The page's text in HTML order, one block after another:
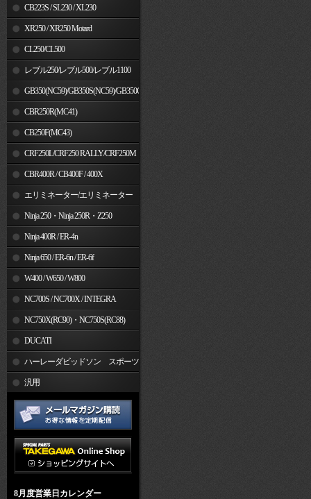
CB223S / SL230 / XL230
XR250 / XR250 Motard
CL250/CL500
レブル250/レブル500/レブル1100
GB350(NC59)/GB350S(NC59)/GB350C(NC64)
CBR250R(MC41)
CB250F(MC43)
CRF250L/CRF250 RALLY/CRF250M
CBR400R / CB400F / 400X
エリミネーター/エリミネーター
SE Ninja 250・Ninja 250R・Z250
Ninja 400R / ER-4n
Ninja 650 / ER-6n / ER-6f
W400 / W650 / W800
NC700S / NC700X / INTEGRA
NC750X(RC90)・NC750S(RC88)
DUCATI
ハーレーダビッドソン スポーツ
スター汎用
8月度営業日カレンダー